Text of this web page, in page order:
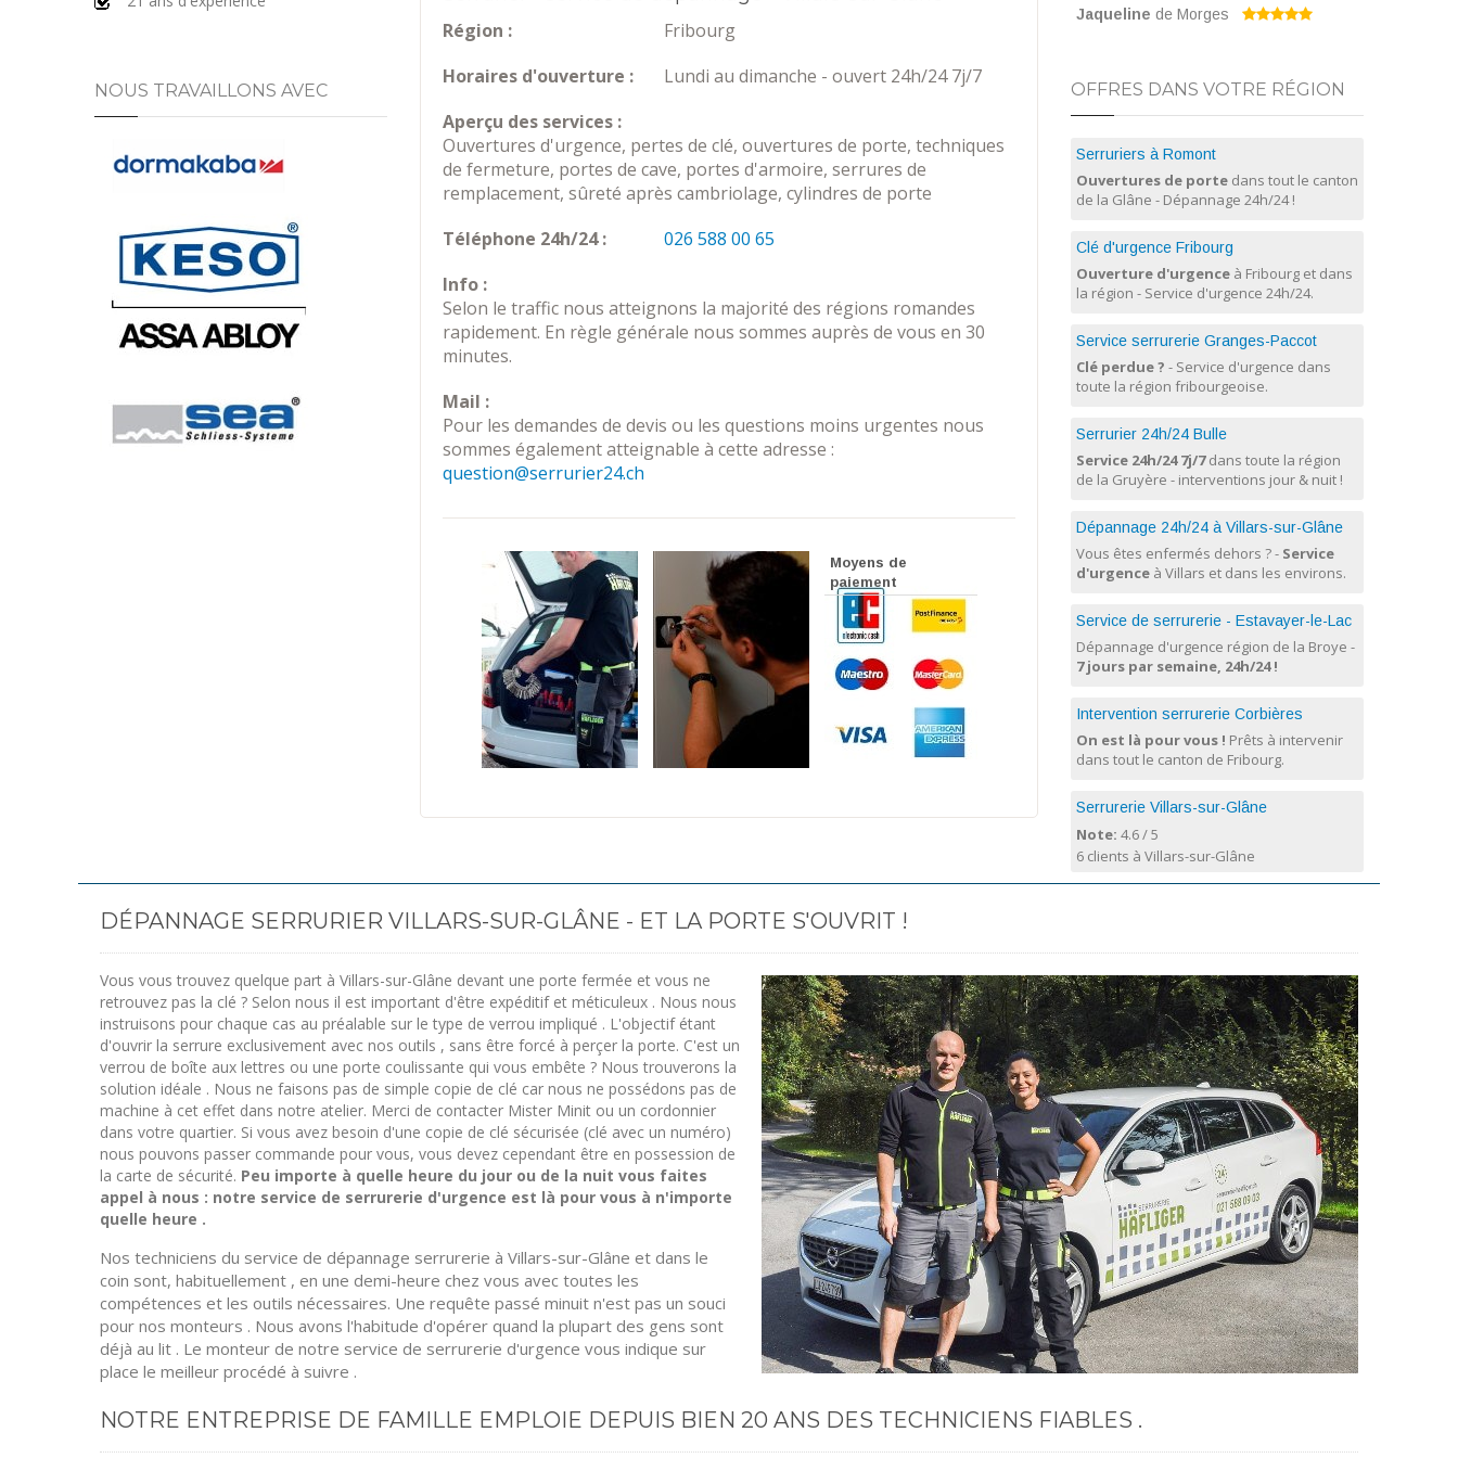
Région :
Fribourg
Horaires d'ouverture :
Lundi au dimanche - ouvert 24h/24 7j/7
Aperçu des services :
Ouvertures d'urgence, pertes de clé, ouvertures de porte, techniques
de fermeture, portes de cave, portes d'armoire, serrures de
remplacement, sûreté après cambriolage, cylindres de porte
Téléphone 24h/24 :
026 588 00 65
Info :
Selon le traffic nous atteignons la majorité des régions romandes
rapidement. En règle générale nous sommes auprès de vous en 30
minutes.
Mail :
Pour les demandes de devis ou les questions moins urgentes nous
sommes également atteignable à cette adresse :
question@serrurier24.ch
Moyens de
paiement
NOUS TRAVAILLONS AVEC
Jaqueline de Morges
OFFRES DANS VOTRE RÉGION
Serruriers à Romont
Ouvertures de porte dans tout le canton
de la Glâne - Dépannage 24h/24 !
Clé d'urgence Fribourg
Ouverture d'urgence à Fribourg et dans
la région - Service d'urgence 24h/24.
Service serrurerie Granges-Paccot
Clé perdue ? - Service d'urgence dans
toute la région fribourgeoise.
Serrurier 24h/24 Bulle
Service 24h/24 7j/7dans toute la région
de la Gruyère - interventions jour & nuit !
Dépannage 24h/24 à Villars-sur-Glâne
Vous êtes enfermés dehors ? - Service
d'urgence à Villars et dans les environs.
Service de serrurerie - Estavayer-le-Lac
Dépannage d'urgence région de la Broye -
7 jours par semaine, 24h/24 !
Intervention serrurerie Corbières
On est là pour vous ! Prêts à intervenir
dans tout le canton de Fribourg.
Serrurerie Villars-sur-Glâne
Note: 4.6/5
6 clients à Villars-sur-Glâne
DÉPANNAGE SERRURIER VILLARS-SUR-GLÂNE - ET LA PORTE S'OUVRIT !
Vous vous trouvez quelque part à Villars-sur-Glâne devant une porte fermée et vous ne
retrouvez pas la clé ? Selon nous il est important d'être expéditif et méticuleux . Nous nous
instruisons pour chaque cas au préalable sur le type de verrou impliqué . L'objectif étant
d'ouvrir la serrure exclusivement avec nos outils , sans être forcé à perçer la porte. C'est un
verrou de boîte aux lettres ou une porte coulissante qui vous embête ? Nous trouverons la
solution idéale . Nous ne faisons pas de simple copie de clé car nous ne possédons pas de
machine à cet effet dans notre atelier. Merci de contacter Mister Minit ou un cordonnier
dans votre quartier. Si vous avez besoin d'une copie de clé sécurisée (clé avec un numéro)
nous pouvons passer commande pour vous, vous devez cependant être en possession de
la carte de sécurité. Peu importe à quelle heure du jour ou de la nuit vous faites
appel à nous : notre service de serrurerie d'urgence est là pour vous à n'importe
quelle heure .
Nos techniciens du service de dépannage serrurerie à Villars-sur-Glâne et dans le
coin sont, habituellement , en une demi-heure chez vous avec toutes les
compétences et les outils nécessaires. Une requête passé minuit n'est pas un souci
pour nos monteurs . Nous avons l'habitude d'opérer quand la plupart des gens sont
déjà au lit . Le monteur de notre service de serrurerie d'urgence vous indique sur
place le meilleur procédé à suivre .
NOTRE ENTREPRISE DE FAMILLE EMPLOIE DEPUIS BIEN 20 ANS DES TECHNICIENS FIABLES .